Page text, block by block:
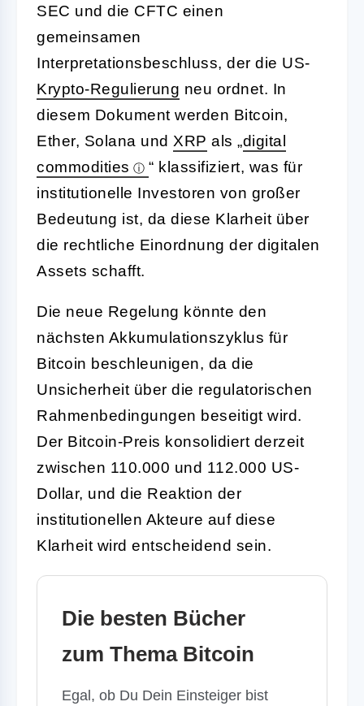
SEC und die CFTC einen
gemeinsamen
Interpretationsbeschluss, der die US-
Krypto-Regulierung neu ordnet. In
diesem Dokument werden Bitcoin,
Ether, Solana und XRP als „digital
commodities
“ klassifiziert, was für
institutionelle Investoren von großer
Bedeutung ist, da diese Klarheit über
die rechtliche Einordnung der digitalen
Assets schafft.
Die neue Regelung könnte den
nächsten Akkumulationszyklus für
Bitcoin beschleunigen, da die
Unsicherheit über die regulatorischen
Rahmenbedingungen beseitigt wird.
Der Bitcoin-Preis konsolidiert derzeit
zwischen 110.000 und 112.000 US-
Dollar, und die Reaktion der
institutionellen Akteure auf diese
Klarheit wird entscheidend sein.
Die besten Bücher
zum Thema Bitcoin
Egal, ob Du Dein Einsteiger bist